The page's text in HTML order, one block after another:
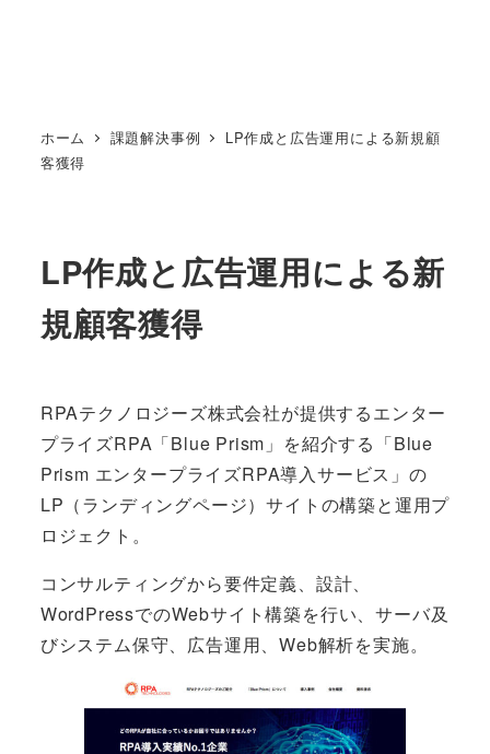
ホーム 課題解決事例
LP作成と広告運用による新規顧
客獲得
LP作成と広告運用による新
規顧客獲得
RPAテクノロジーズ株式会社が提供するエンター
プライズRPA「Blue Prism」を紹介する「Blue
Prism エンタープライズRPA導入サービス」の
LP（ランディングページ）サイトの構築と運用プ
ロジェクト。
コンサルティングから要件定義、設計、
WordPressでのWebサイト構築を行い、サーバ及
びシステム保守、広告運用、Web解析を実施。